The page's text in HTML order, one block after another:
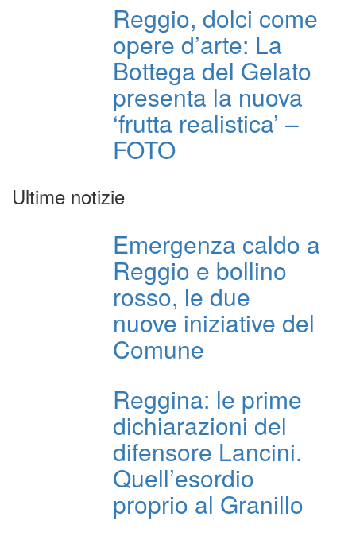
Reggio, dolci come
opere d’arte: La
Bottega del Gelato
presenta la nuova
‘frutta realistica’ –
FOTO
Ultime notizie
Emergenza caldo a
Reggio e bollino
rosso, le due
nuove iniziative del
Comune
Reggina: le prime
dichiarazioni del
difensore Lancini.
Quell’esordio
proprio al Granillo